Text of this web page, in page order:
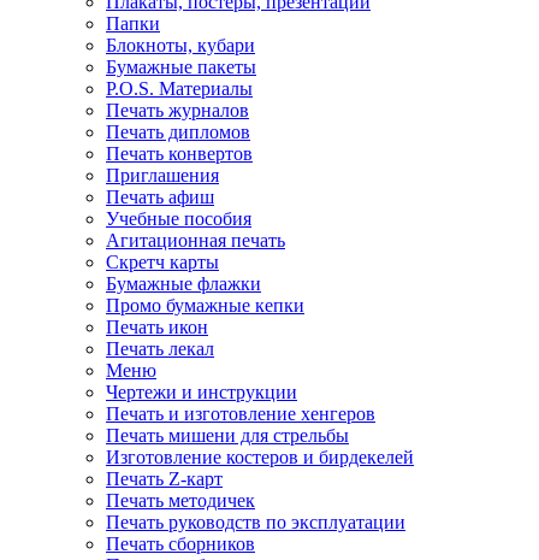
Папки
Блокноты, кубари
Бумажные пакеты
P.O.S. Материалы
Печать журналов
Печать дипломов
Печать конвертов
Приглашения
Печать афиш
Учебные пособия
Агитационная печать
Скретч карты
Бумажные флажки
Промо бумажные кепки
Печать икон
Печать лекал
Меню
Чертежи и инструкции
Печать и изготовление хенгеров
Печать мишени для стрельбы
Изготовление костеров и бирдекелей
Печать Z-карт
Печать методичек
Печать руководств по эксплуатации
Печать сборников